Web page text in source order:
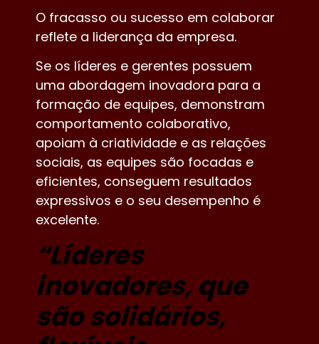
O fracasso ou sucesso em colaborar
reflete a liderança da empresa.
Se os líderes e gerentes possuem
uma abordagem inovadora para a
formação de equipes, demonstram
comportamento colaborativo,
apoiam à criatividade e as relações
sociais, as equipes são focadas e
eficientes, conseguem resultados
expressivos e o seu desempenho é
excelente.
“Líderes
inovadores, que
são solidários,